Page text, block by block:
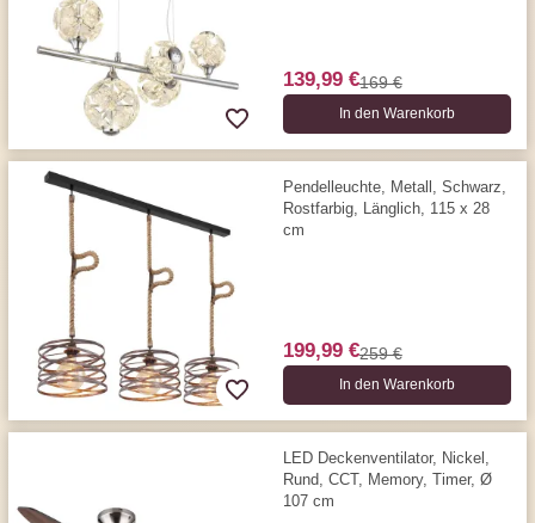
139,99 €169 €
In den Warenkorb
Pendelleuchte, Metall, Schwarz,
Rostfarbig, Länglich, 115 x 28
cm
199,99 €259 €
In den Warenkorb
LED Deckenventilator, Nickel,
Rund, CCT, Memory, Timer, Ø
107 cm